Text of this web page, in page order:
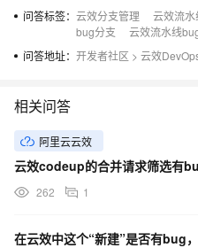
云效这流水线bug是真的莫名其
问答标签： 云效分支管理 云效流
bug分支
云效流水线
问答地址： 开发者社区 > 云效
相关问答
阿里云云效
262 1